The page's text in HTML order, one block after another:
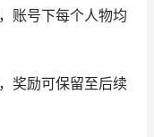
账号下每个人物均
励可保留至后续